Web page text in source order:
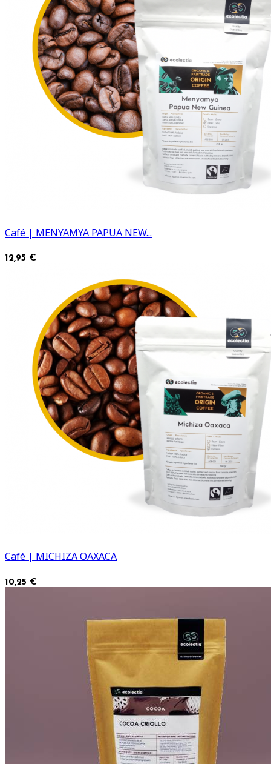
Café | MENYAMYA PAPUA NEW...
12,95 €
Café | MICHIZA OAXACA
10,25 €